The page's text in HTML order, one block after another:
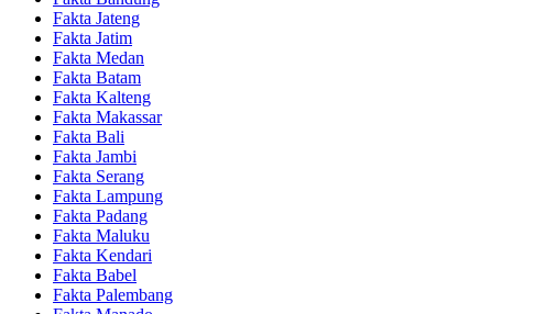
Fakta Jateng
Fakta Jatim
Fakta Medan
Fakta Batam
Fakta Kalteng
Fakta Makassar
Fakta Bali
Fakta Jambi
Fakta Serang
Fakta Lampung
Fakta Padang
Fakta Maluku
Fakta Kendari
Fakta Babel
Fakta Palembang